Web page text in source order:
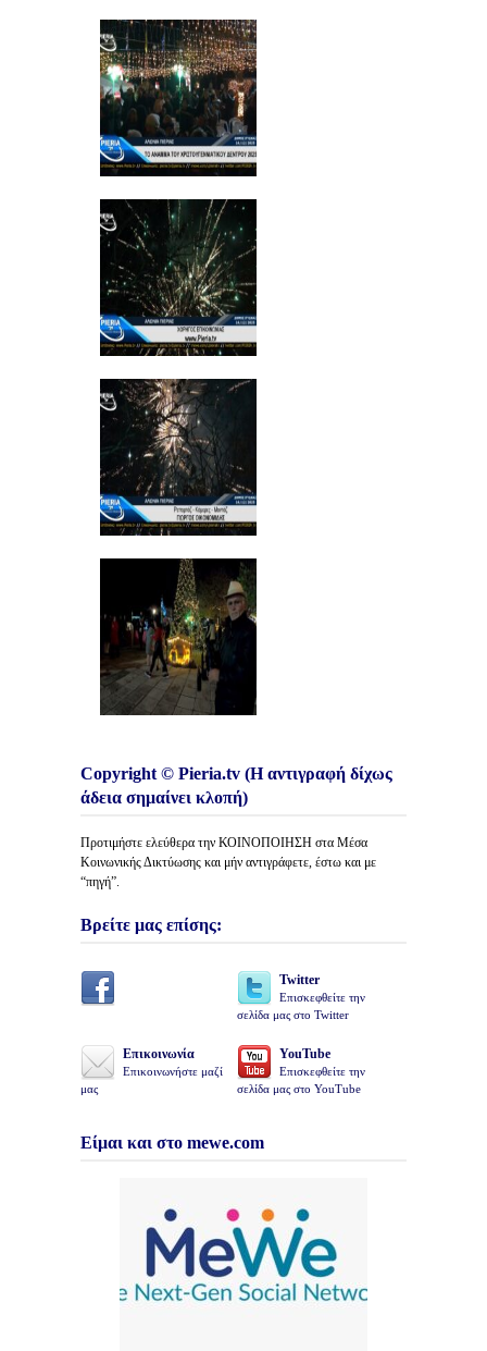
Copyright © Pieria.tv (Η αντιγραφή δίχως
άδεια σημαίνει κλοπή)
Προτιμήστε ελεύθερα την ΚΟΙΝΟΠΟΙΗΣΗ στα Μέσα
Κοινωνικής Δικτύωσης και μήν αντιγράφετε, έστω και με
“πηγή”.
Βρείτε μας επίσης:
Twitter
Επισκεφθείτε την
σελίδα μας στο Twitter
Επικοινωνία
Επικοινωνήστε μαζί
μας
YouTube
Επισκεφθείτε την
σελίδα μας στο YouTube
Είμαι και στο mewe.com